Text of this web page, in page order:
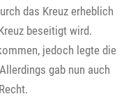
das Kreuz erheblich
beseitigt wird.
jedoch legte die
gab nun auch